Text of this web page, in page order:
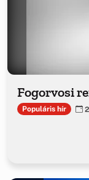
Fogorvosi
Populáris hír